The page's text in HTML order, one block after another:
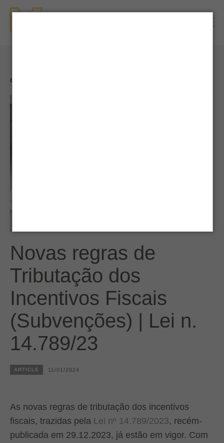
CONTENTS
Novas regras de
Tributação dos
Incentivos Fiscais
(Subvenções) | Lei n.
14.789/23
ARTICLE 11/01/2024
As novas regras de tributação dos incentivos
fiscais, trazidas pela Lei nº 14.789/2023, recém-
publicada em 29.12.2023, já estão em vigor. Com